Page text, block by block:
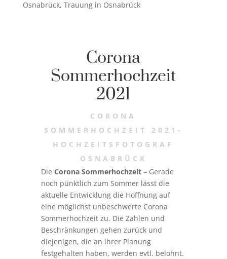
Osnabrück, Trauung in Osnabrück
Corona
Sommerhochzeit
2021
CORONA
SOMMERHOCHZEIT 2021-
HOCHZEITSFOTOGRAF
OSNABRÜCK
Die Corona Sommerhochzeit– Gerade
noch pünktlich zum Sommer lässt die
aktuelle Entwicklung die Hoffnung auf
eine möglichst unbeschwerte Corona
Sommerhochzeit zu. Die Zahlen und
Beschränkungen gehen zurück und
diejenigen, die an ihrer Planung
festgehalten haben, werden evtl. belohnt.